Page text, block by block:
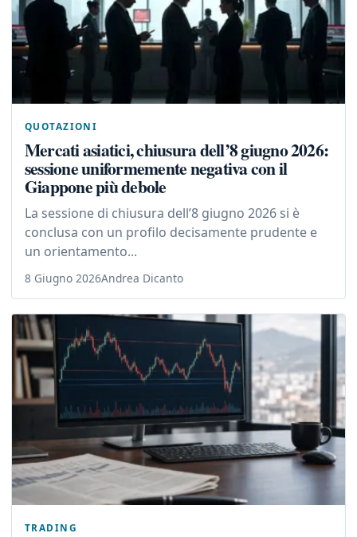
QUOTAZIONI
Mercati asiatici, chiusura dell’8 giugno 2026:
sessione uniformemente negativa con il
Giappone più debole
La sessione di chiusura dell’8 giugno 2026 si è
conclusa con un profilo decisamente prudente e
un orientamento...
8 Giugno 2026Andrea Dicanto
TRADING